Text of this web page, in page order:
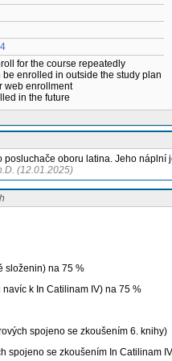
for the course repeatedly
be enrolled in outside the study plan
web enrollment
in the future
oboru latina. Jeho
(12.01.2025)
složenin) na 75 %
k In Catilinam IV) na 75 %
spojeno se zkoušením 6. knihy)
spojeno se zkoušením In Catilinam